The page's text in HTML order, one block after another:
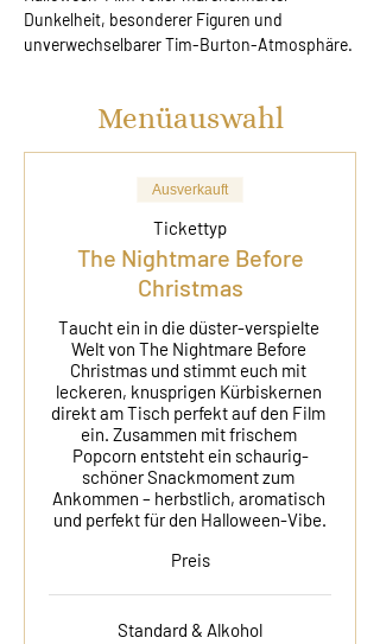
Dunkelheit, besonderer Figuren und
unverwechselbarer Tim-Burton-Atmosphäre.
Menüauswahl
Ausverkauft
Tickettyp
The Nightmare Before
Christmas
Taucht ein in die düster-verspielte
Welt von The Nightmare Before
Christmas und stimmt euch mit
leckeren, knusprigen Kürbiskernen
direkt am Tisch perfekt auf den Film
ein. Zusammen mit frischem
Popcorn entsteht ein schaurig-
schöner Snackmoment zum
Ankommen – herbstlich, aromatisch
und perfekt für den Halloween-Vibe.
Preis
Standard & Alkohol